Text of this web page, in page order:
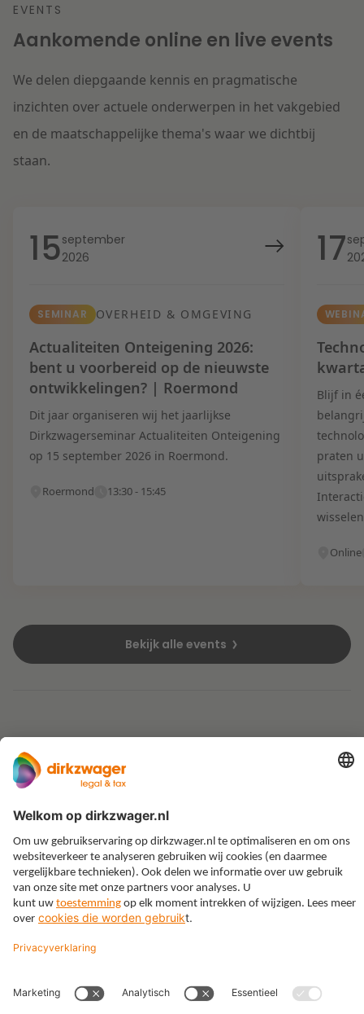
EVENTS
Aankomende online en live events
We delen diepgaande kennis en pragmatische
inzichten over actuele onderwerpen in het vakgebied
en de maatschappelijke thema's waar we dichtbij
staan.
15september
2026
SEMINAR OVERHEID & OMGEVING
Actualiteiten Onteigening 2026:
bent u voorbereid op de nieuwste
ontwikkelingen? | Roermond
Dit jaar organiseren wij het jaarlijkse
Dirkzwagerseminar Actualiteiten Onteigening
op 15 september 2026 in Roermond.
Roermond 13:30 - 15:45
17
Blijf in
praten
Online
Bekijk alle events
Thema’s
Kennis
Over ons